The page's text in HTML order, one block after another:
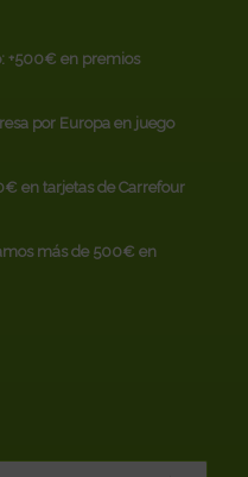
+500€ en premios
por Europa en juego
en tarjetas de Carrefour
más de 500€ en